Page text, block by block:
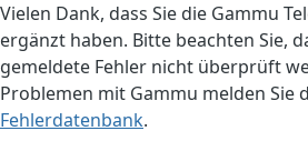
Vielen Dank, dass Sie die Gammu
ergänzt haben. Bitte beachten Sie,
gemeldete Fehler nicht überprüft
Problemen mit Gammu melden Sie
Fehlerdatenbank.